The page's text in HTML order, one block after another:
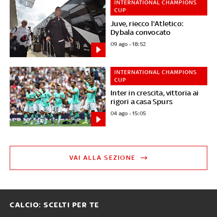
Juve, riecco l'Atletico:
Dybala convocato
INTERNATIONAL CHAMPIONS
CUP
09 ago - 18:52
Inter in crescita, vittoria ai
rigori a casa Spurs
INTERNATIONAL CHAMPIONS
CUP
04 ago - 15:05
VAI ALLA SEZIONE
CALCIO: SCELTI PER TE